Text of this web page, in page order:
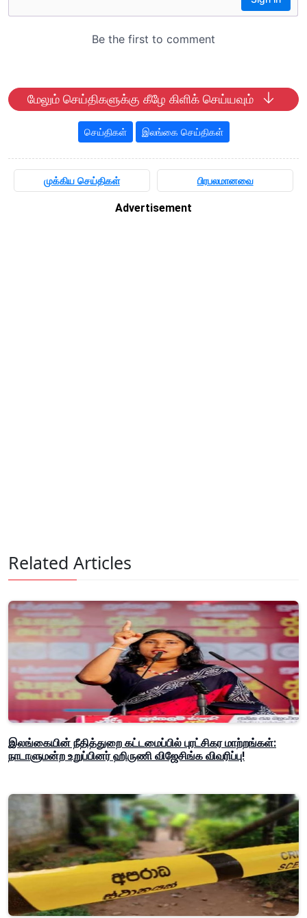
மேலும் செய்திகளுக்கு கீழே கிளிக் செய்யவும்
செய்திகள் இலங்கை செய்திகள்
முக்கிய செய்திகள் பிரபலமானவை
Advertisement
Related Articles
இலங்கையின் நீதித்துறை கட்டமைப்பில் புரட்சிகர மாற்றங்கள்:
நாடாளுமன்ற உறுப்பினர் ஹிருணி விஜேசிங்க விவரிப்பு!